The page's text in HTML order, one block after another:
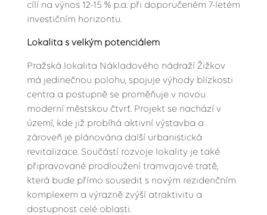
cílí na výnos 12-15 % p.a. při doporučeném 7-letém
investičním horizontu.
Lokalita s velkým potenciálem
Pražská lokalita Nákladového nádraží Žižkov
má jedinečnou polohu, spojuje výhody blízkosti
centra a postupně se proměňuje v novou
moderní městskou čtvrť. Projekt se nachází v
území, kde již probíhá aktivní výstavba a
zároveň je plánována další urbanistická
revitalizace. Součástí rozvoje lokality je také
připravované prodloužení tramvajové tratě,
která bude přímo sousedit s novým rezidenčním
komplexem a výrazně zvýší atraktivitu a
dostupnost celé oblasti.